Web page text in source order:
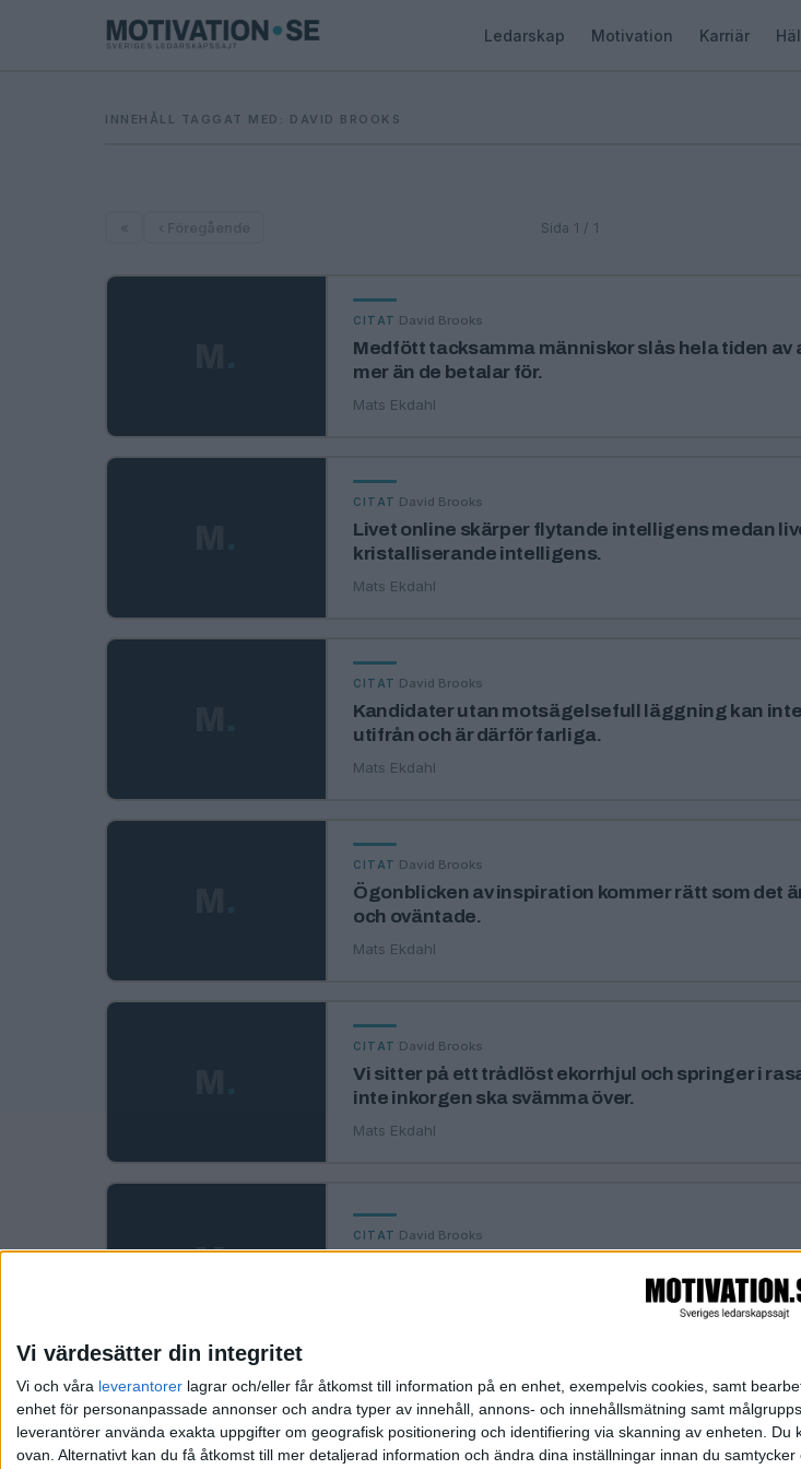
Vi värdesätter din integritet
Vi och våra leverantorer lagrar och/eller får åtkomst till information på en enhet, exempelvis cookies, samt
enhet för personanpassade annonser och andra typer av innehåll, annons- och innehållsmätning samt
leverantörer använda exakta uppgifter om geografisk positionering och identifiering via skanning av enheten.
ovan. Alternativt kan du få åtkomst till mer detaljerad information och ändra dina inställningar innan du samtycker
Ledarskap Motivation Karriär
INNEHÅLL TAGGAT MED: DAVID BROOKS
Sida 1 / 1
CITAT David Brooks
Medfött tacksamma människor slås hela tiden av
mer än de betalar för.
Mats Ekdahl
CITAT David Brooks
Livet online skärper flytande intelligens medan
kristalliserande intelligens.
Mats Ekdahl
CITAT David Brooks
Kandidater utan motsägelsefull läggning kan
utifrån och är därför farliga.
Mats Ekdahl
CITAT David Brooks
Ögonblicken av inspiration kommer rätt som det
och oväntade.
Mats Ekdahl
CITAT David Brooks
Vi sitter på ett trådlöst ekorrhjul och springer i
inte inkorgen ska svämma över.
Mats Ekdahl
M.
CITAT David Brooks